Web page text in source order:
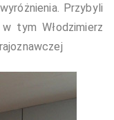
Przybyli
tym Włodzimierz